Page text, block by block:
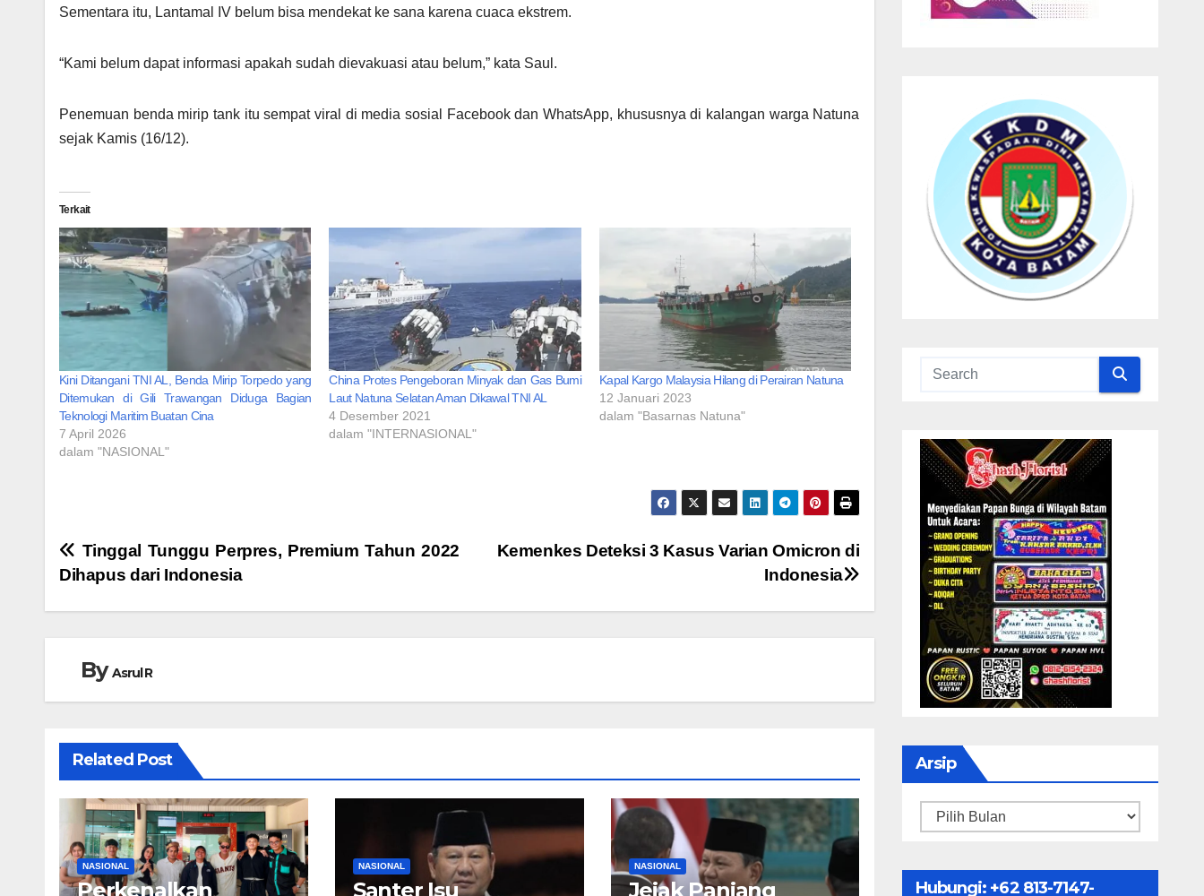
Sementara itu, Lantamal IV belum bisa mendekat ke sana karena cuaca ekstrem.
“Kami belum dapat informasi apakah sudah dievakuasi atau belum,” kata Saul.
Penemuan benda mirip tank itu sempat viral di media sosial Facebook dan WhatsApp, khususnya di kalangan warga Natuna
sejak Kamis (16/12).
Terkait
Kini Ditangani TNI AL, Benda Mirip Torpedo yang
Ditemukan di Gili Trawangan Diduga Bagian
Teknologi Maritim Buatan Cina
7 April 2026
dalam "NASIONAL"
China Protes Pengeboran Minyak dan Gas Bumi
Laut Natuna Selatan Aman Dikawal TNI AL
4 Desember 2021
dalam "INTERNASIONAL"
Kapal Kargo Malaysia Hilang di Perairan Natuna
12 Januari 2023
dalam "Basarnas Natuna"
Navigasi
pos
Kemenkes Deteksi 3 Kasus Varian Omicron di
Indonesia
Tinggal Tunggu Perpres, Premium Tahun 2022
Dihapus dari Indonesia
ByAsrul R
Related Post
NASIONAL
Perkenalkan
NASIONAL
Santer Isu
NASIONAL
Jejak Panjang
Arsip
Arsip
Hubungi: ‪+62 813-7147-